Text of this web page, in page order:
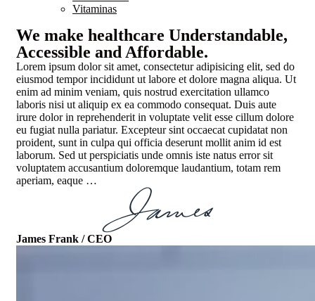
Vitaminas
We make healthcare Understandable,
Accessible and Affordable.
Lorem ipsum dolor sit amet, consectetur adipisicing elit, sed do
eiusmod tempor incididunt ut labore et dolore magna aliqua. Ut
enim ad minim veniam, quis nostrud exercitation ullamco
laboris nisi ut aliquip ex ea commodo consequat. Duis aute
irure dolor in reprehenderit in voluptate velit esse cillum dolore
eu fugiat nulla pariatur. Excepteur sint occaecat cupidatat non
proident, sunt in culpa qui officia deserunt mollit anim id est
laborum. Sed ut perspiciatis unde omnis iste natus error sit
voluptatem accusantium doloremque laudantium, totam rem
aperiam, eaque …
James Frank /CEO